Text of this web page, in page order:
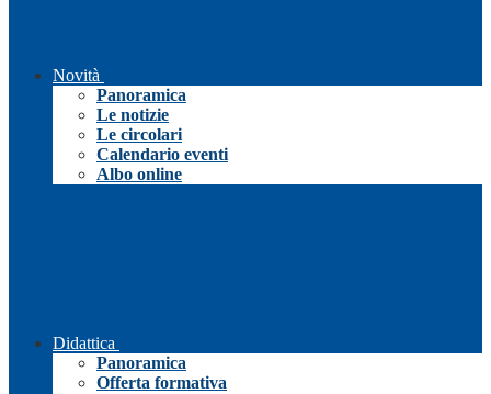
Novità
Panoramica
Le notizie
Le circolari
Calendario eventi
Albo online
Didattica
Panoramica
Offerta formativa